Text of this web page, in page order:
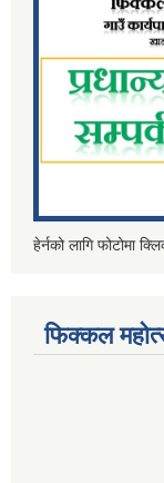
हेर्नको लागि फोटोमा
फिक्कल